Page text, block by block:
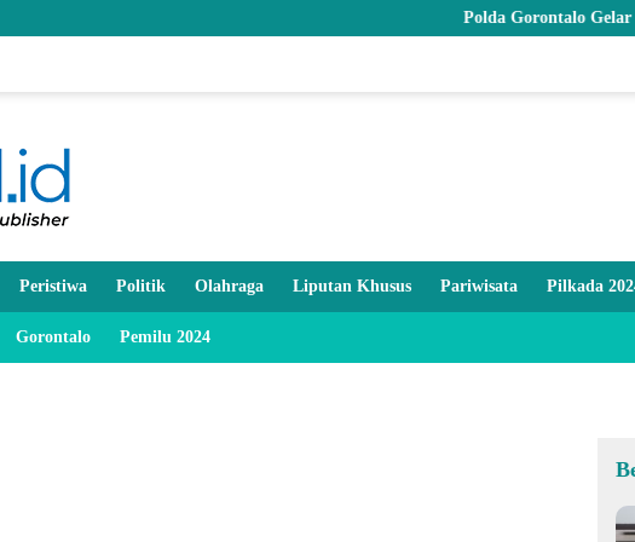
Polda Gorontalo Gelar Syukuran
Peristiwa Politik Olahraga Liputan Khusus Pariwisata Pilkada
Gorontalo Pemilu 2024